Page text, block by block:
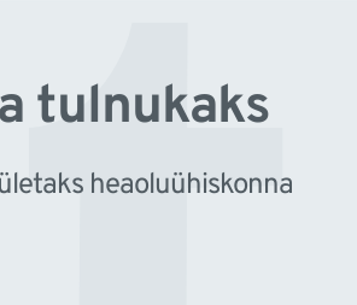
tulnukaks
heaoluühiskonna